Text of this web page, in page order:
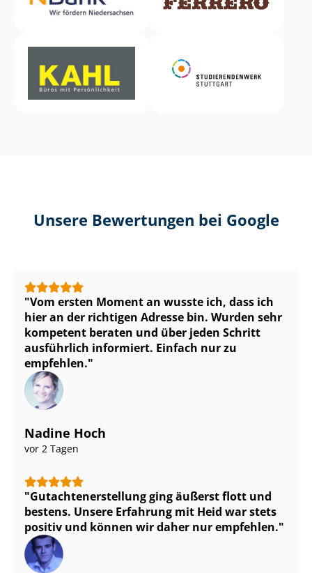
Unsere Bewertungen bei Google
Vom ersten Moment an wusste ich, dass ich
hier an der richtigen Adresse bin. Wurden sehr
kompetent beraten und über jeden Schritt
ausführlich informiert. Einfach nur zu
empfehlen.
Nadine Hoch
vor 2 Tagen
Gut­ach­ten­er­stel­lung ging äußerst flott und
bestens. Unsere Erfahrung mit Heid war stets
positiv und können wir daher nur empfehlen.